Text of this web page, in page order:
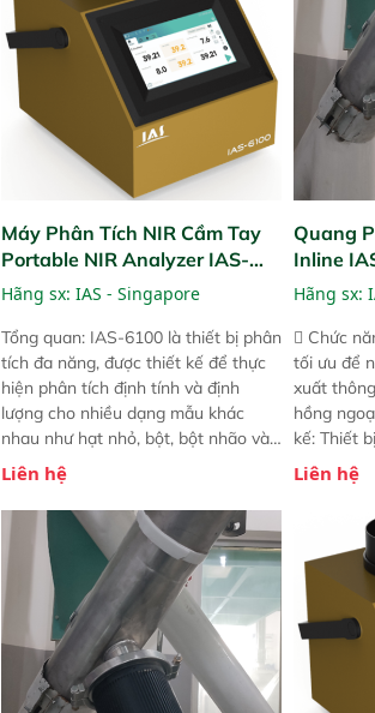
Máy Phân Tích NIR Cầm Tay
Portable NIR Analyzer IAS-
6100
Hãng sx: IAS - Singapore
Tổng quan: IAS-6100 là thiết bị phân
tích đa năng, được thiết kế để thực
hiện phân tích định tính và định
lượng cho nhiều dạng mẫu khác
nhau như hạt nhỏ, bột, bột nhão và
chất lỏng. Thiết bị này cho phép bất
kỳ ai cũng có thể thực hiện phân tích
đa thành phần chỉ với một nút bấm
đơn giản, mọi lúc, mọi nơi. Chuyên
dùng : phân tích mẫu nguyên liệu
thức ăn chăn nuôi, nguyên liệu thực
phẩm, nông sản,..
Liên hệ
Quang
Inline
NIR
Hãng sx:
 Chức
tối ưu để
xuất
hồng
kế: Thiết
mô-đun
cường và
nghiêm
khả năng
thời gian
liệu để
nghiệp.
Liên hệ